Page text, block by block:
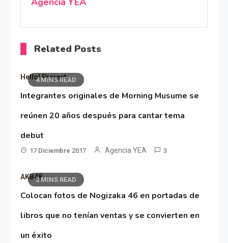
Related Posts
4 MINS READ
Hello! Project
Integrantes originales de Morning Musume se
reúnen 20 años después para cantar tema
debut
17 Diciembre 2017 Agencia YEA 3
2 MINS READ
AKB48
Colocan fotos de Nogizaka 46 en portadas de
libros que no tenían ventas y se convierten en
un éxito